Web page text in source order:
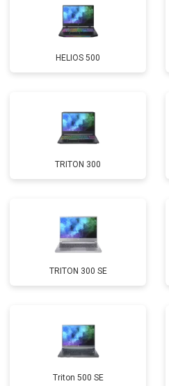
Замена Wi-Fi
Ремонт цепи питания
Замена USB порта
Замена кулера
Замена микрофона
Замена оперативной памяти
Замена северного моста
Ремонт петель
HELIOS 500
TRITON 300
TRITON 300 SE
Triton 500 SE